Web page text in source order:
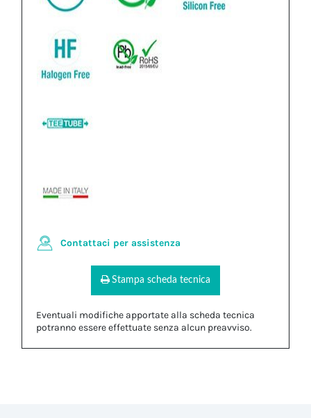
Contattaci per assistenza
Stampa scheda tecnica
Eventuali modifiche apportate alla scheda tecnica
potranno essere effettuate senza alcun preavviso.